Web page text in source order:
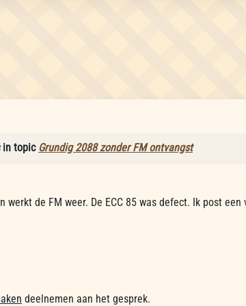
in topic Grundig 2088 zonder FM ontvangst
de FM weer. De ECC 85 was defect. Ik post
deelnemen aan het gesprek.